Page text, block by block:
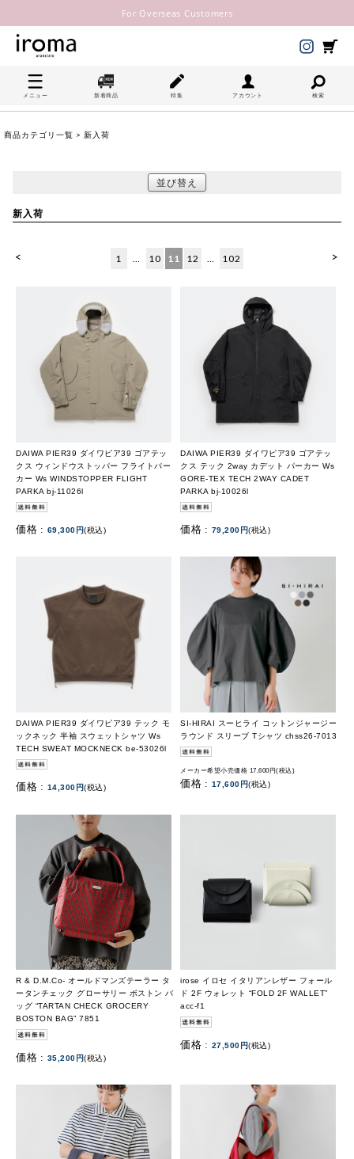
For Overseas Customers
メニュー 新着商品 特集 アカウント 検索
商品カテゴリ一覧 > 新入荷
並び替え
新入荷
< >
1 … 10 11 12 … 102
DAIWA PIER39 ダイワピア39 ゴアテッ
クス ウィンドウストッパー フライトパー
カー Ws WINDSTOPPER FLIGHT
PARKA bj-11026l
価格 : 69,300円(税込)
DAIWA PIER39 ダイワピア39 ゴアテッ
クス テック 2way カデット パーカー Ws
GORE-TEX TECH 2WAY CADET
PARKA bj-10026l
価格 : 79,200円(税込)
DAIWA PIER39 ダイワピア39 テック モ
ックネック 半袖 スウェットシャツ Ws
TECH SWEAT MOCKNECK be-53026l
価格 : 14,300円(税込)
SI-HIRAI スーヒライ コットンジャージー
ラウンド スリーブ Tシャツ chss26-7013
メーカー希望小売価格 17,600円(税込)
価格 : 17,600円(税込)
R & D.M.Co- オールドマンズテーラー タ
ータンチェック グローサリー ボストン バ
ッグ “TARTAN CHECK GROCERY
BOSTON BAG” 7851
価格 : 35,200円(税込)
irose イロセ イタリアンレザー フォール
ド 2F ウォレット “FOLD 2F WALLET”
acc-f1
価格 : 27,500円(税込)